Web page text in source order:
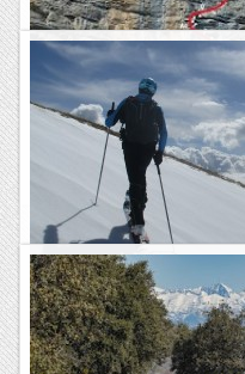
Via paral·laxi a la roca
DIUMENGE, 17 DE MARÇ Hi ha
apropem a aquesta meravellosa
porta i d'altres que aprofitant
Volta a la Tossa del Pas
Ens trobem una bona colla al
esmorzar i decidir cap a on anem
passada la cosa estava a petar de